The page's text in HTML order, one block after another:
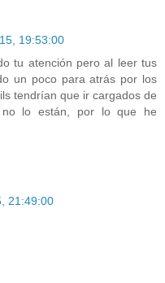
19:53:00
tu atención pero al leer tus
un poco para atrás por los
tendrían que ir cargados de
no lo están, por lo que he
21:49:00